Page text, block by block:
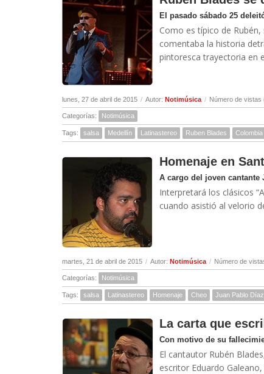
El pasado sábado 25
Como es típico de
comentaba la historia
pintoresca trayectoria en
lunes, 27 de abril de 2015 / Autor: Notimúsica / Número de vistas
Categorías: Notimúsica
Tags: salsa Medellín Latinastereo Ruben Blades Colombia
Homenaje en
A cargo del joven cantante
Interpretará los clásicos
cuando asistió al velorio
martes, 21 de abril de 2015 / Autor: Notimúsica / Número de
Categorías: Notimúsica
Tags: salsa Latinastereo Homenaje Cheo Juan Pablo Díaz
La carta que
Con motivo de su
El cantautor Rubén
escritor Eduardo